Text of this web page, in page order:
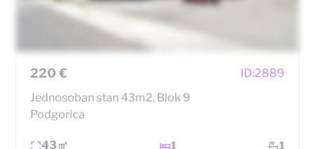
220 € ID:2889
Jednosoban stan 43m2, Blok 9
Podgorica
43㎡ 1 1